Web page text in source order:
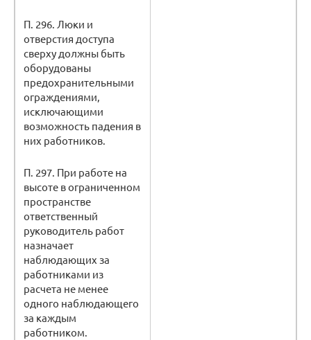
П. 296. Люки и
отверстия доступа
сверху должны быть
оборудованы
предохранительными
ограждениями,
исключающими
возможность падения в
них работников.
П. 297. При работе на
высоте в ограниченном
пространстве
ответственный
руководитель работ
назначает
наблюдающих за
работниками из
расчета не менее
одного наблюдающего
за каждым
работником.